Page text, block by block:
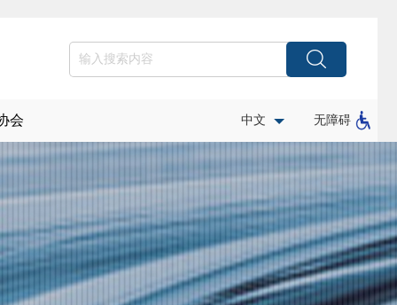
会 中文 无障碍